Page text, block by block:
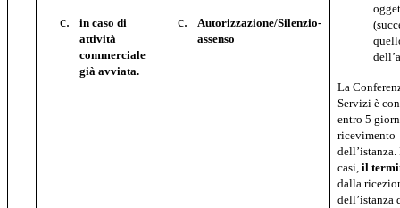
La
Servizi è
entro 5
ricevimento
casi,il
dalla
dell’istanza
in caso di
attività
commerciale
già avviata.
Autorizzazione/Silenzio-
assenso